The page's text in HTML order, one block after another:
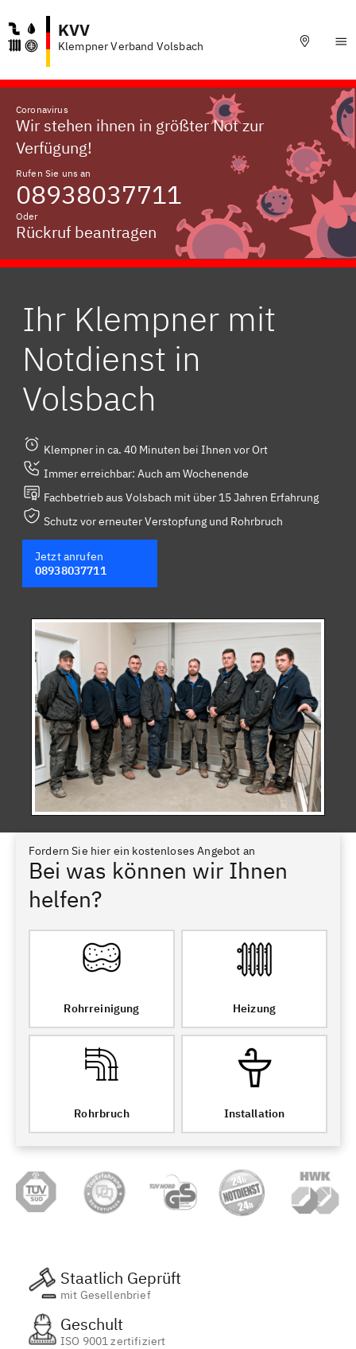
KVV
Klempner Verband Volsbach
Coronavirus
Wir stehen ihnen in größter Not zur
Verfügung!
Rufen Sie uns an
08938037711
Oder
Rückruf beantragen
Ihr Klempner mit
Notdienst in
Volsbach
Klempner in ca. 40 Minuten bei Ihnen vor Ort
Immer erreichbar: Auch am Wochenende
Fachbetrieb aus Volsbach mit über 15 Jahren Erfahrung
Schutz vor erneuter Verstopfung und Rohrbruch
Jetzt anrufen
08938037711
Fordern Sie hier ein kostenloses Angebot an
Bei was können wir Ihnen
helfen?
Rohrreinigung Heizung
Rohrbruch Installation
Staatlich Geprüft
mit Gesellenbrief
Geschult
ISO 9001 zertifiziert